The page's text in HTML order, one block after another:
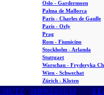
Oslo - Gardermoen
Palma de Mallorca
Paris - Charles de Gaulle
Paris - Orly
Prag
Rom - Fiumicino
Stockholm - Arlanda
Stuttgart
Warschau - Fryderyka
Wien - Schwechat
Zürich - Kloten
: IMPRESSUM 3